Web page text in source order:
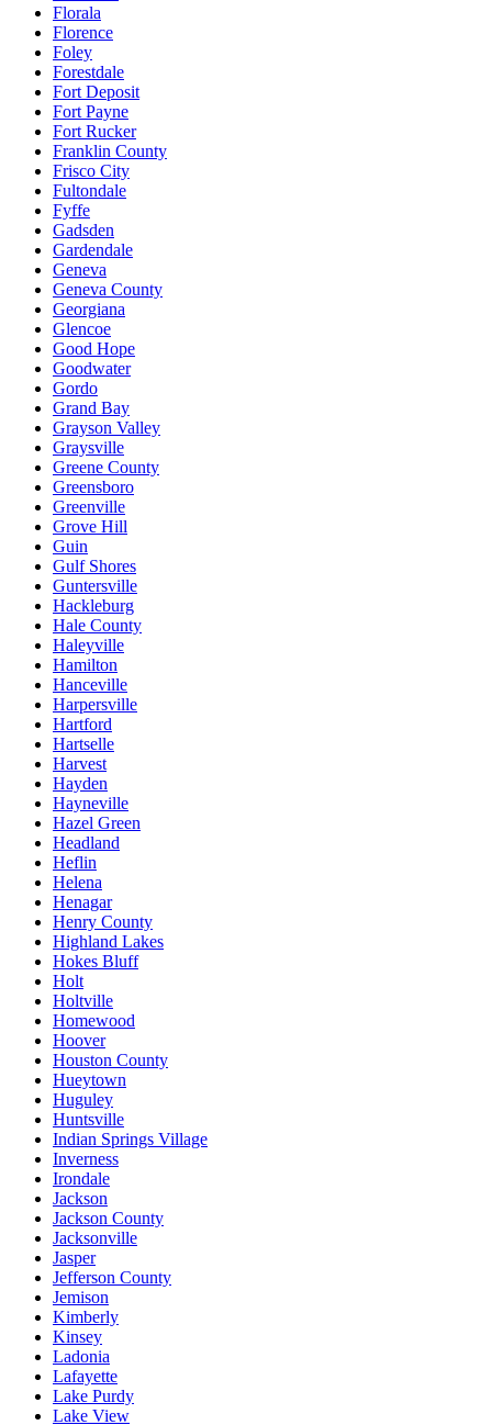
Florala
Florence
Foley
Forestdale
Fort Deposit
Fort Payne
Fort Rucker
Franklin County
Frisco City
Fultondale
Fyffe
Gadsden
Gardendale
Geneva
Geneva County
Georgiana
Glencoe
Good Hope
Goodwater
Gordo
Grand Bay
Grayson Valley
Graysville
Greene County
Greensboro
Greenville
Grove Hill
Guin
Gulf Shores
Guntersville
Hackleburg
Hale County
Haleyville
Hamilton
Hanceville
Harpersville
Hartford
Hartselle
Harvest
Hayden
Hayneville
Hazel Green
Headland
Heflin
Helena
Henagar
Henry County
Highland Lakes
Hokes Bluff
Holt
Holtville
Homewood
Hoover
Houston County
Hueytown
Huguley
Huntsville
Indian Springs Village
Inverness
Irondale
Jackson
Jackson County
Jacksonville
Jasper
Jefferson County
Jemison
Kimberly
Kinsey
Ladonia
Lafayette
Lake Purdy
Lake View